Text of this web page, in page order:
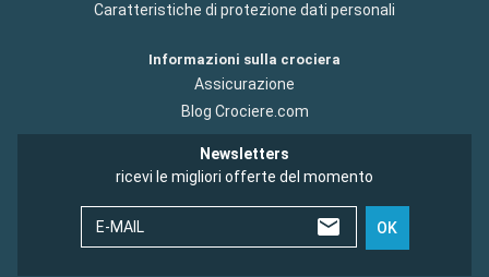
Caratteristiche di protezione dati personali
Informazioni sulla crociera
Assicurazione
Blog Crociere.com
Newsletters
ricevi le migliori offerte del momento
E-MAIL OK